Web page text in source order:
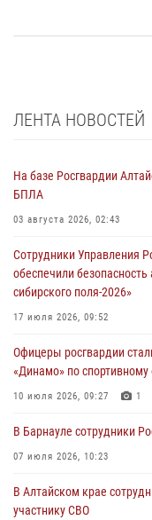
ЛЕНТА НОВОСТЕЙ
На базе Росгвардии
БПЛА
03 августа 2026, 02:43
Сотрудники Управления
обеспечили
сибирского поля-2026»
17 июля 2026, 09:52
Офицеры росгвардии
«Динамо» по
10 июля 2026, 09:27 1
В Барнауле сотрудники
07 июля 2026, 10:23
В Алтайском крае
участнику СВО